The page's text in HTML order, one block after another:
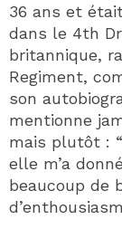
36 ans et
dans le 4th
britannique,
Regiment,
son
mentionne
mais plutôt :
elle m’a
beaucoup de